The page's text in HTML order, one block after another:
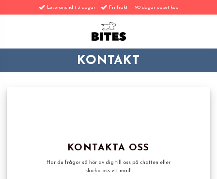
Leveranstid 1-3 dagar Fri frakt 90-dagar öppet köp
KONTAKT
KONTAKTA OSS
Har du frågor så hör av dig till oss på chatten eller
skicka oss ett mail!